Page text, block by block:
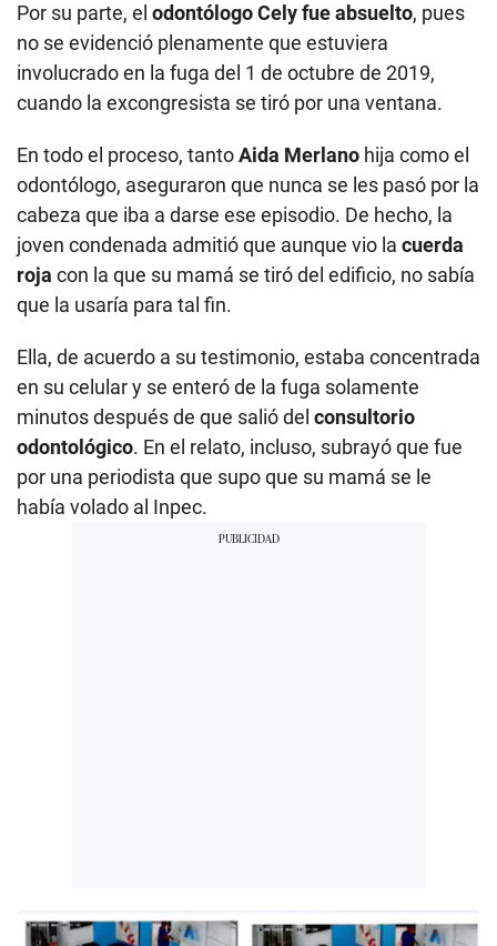
Por su parte, el odontólogo Cely fue absuelto, pues
no se evidenció plenamente que estuviera
involucrado en la fuga del 1 de octubre de 2019,
cuando la excongresista se tiró por una ventana.
En todo el proceso, tantoAida Merlano hija como el
odontólogo, aseguraron que nunca se les pasó por la
cabeza que iba a darse ese episodio. De hecho, la
joven condenada admitió que aunque vio la cuerda
roja con la que su mamá se tiró del edificio, no sabía
que la usaría para tal fin.
Ella, de acuerdo a su testimonio, estaba concentrada
en su celular y se enteró de la fuga solamente
minutos después de que salió del consultorio
odontológico. En el relato, incluso, subrayó que fue
por una periodista que supo que su mamá se le
había volado al Inpec.